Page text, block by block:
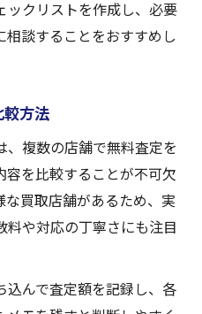
ックリストを作成し、必要
談することをおすすめし
方法
複数の店舗で無料査定を
を比較することが不可欠
買取店舗があるため、実
や対応の丁寧さにも注目
んで査定額を記録し、各